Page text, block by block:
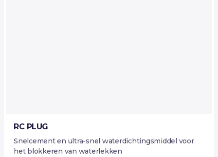
RC PLUG
Snelcement en ultra-snel waterdichtingsmiddel voor
het blokkeren van waterlekken